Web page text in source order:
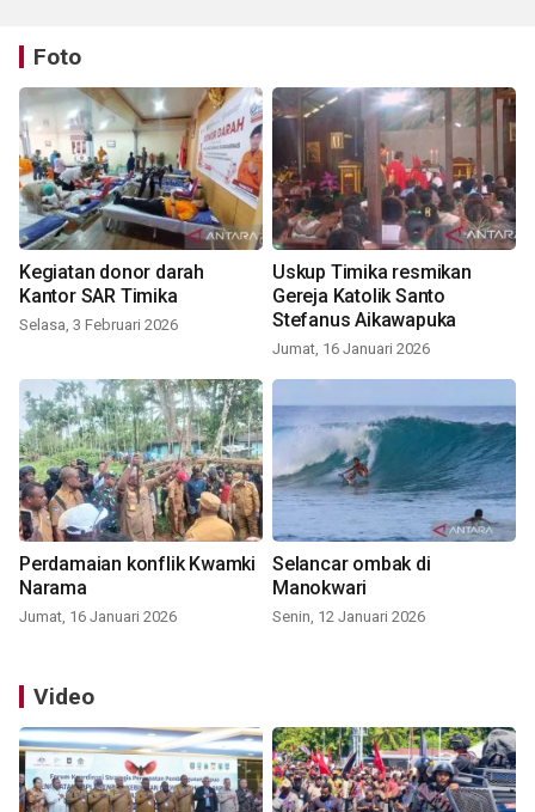
Foto
Kegiatan donor darah
Kantor SAR Timika
Selasa, 3 Februari 2026
Uskup Timika resmikan
Gereja Katolik Santo
Stefanus Aikawapuka
Jumat, 16 Januari 2026
Perdamaian konflik Kwamki
Narama
Jumat, 16 Januari 2026
Selancar ombak di
Manokwari
Senin, 12 Januari 2026
Video